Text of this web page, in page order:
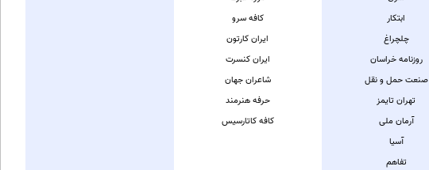
ابتکار
چلچراغ
روزنامه خراسان
صنعت حمل و نقل
تهران تایمز
آرمان ملی
آسیا
تفاهم
کافه سرو
ایران کارتون
ایران کنسرت
شاعران جهان
حرفه هنرمند
کافه کاتارسیس